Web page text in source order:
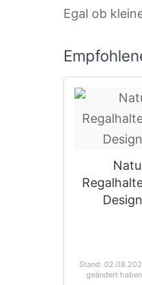
Egal ob
Stand:
geändert